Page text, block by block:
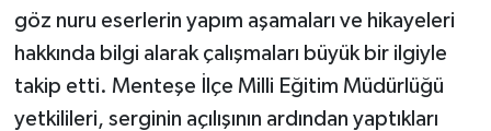
göz nuru eserlerin yapım aşamaları ve hikayeleri
hakkında bilgi alarak çalışmaları büyük bir ilgiyle
takip etti. Menteşe İlçe Milli Eğitim Müdürlüğü
yetkilileri, serginin açılışının ardından yaptıkları